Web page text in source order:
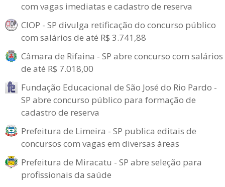
com vagas imediatas e cadastro de reserva
CIOP - SP divulga retificação do concurso público
com salários de até R$ 3.741,88
Câmara de Rifaina - SP abre concurso com salários
de até R$ 7.018,00
Fundação Educacional de São José do Rio Pardo -
SP abre concurso público para formação de
cadastro de reserva
Prefeitura de Limeira - SP publica editais de
concursos com vagas em diversas áreas
Prefeitura de Miracatu - SP abre seleção para
profissionais da saúde